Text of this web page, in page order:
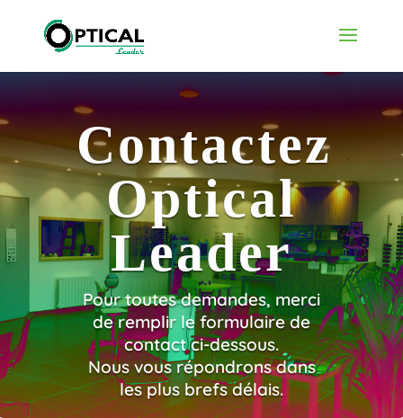
Contactez
Optical
Leader
Pour toutes demandes, merci
de remplir le formulaire de
contact ci-dessous.
Nous vous répondrons dans
les plus brefs délais.